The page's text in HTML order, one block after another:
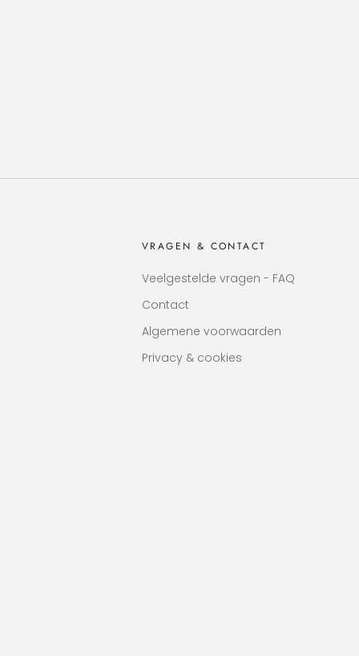
VRAGEN & CONTACT
Veelgestelde vragen - FAQ
Contact
Algemene voorwaarden
Privacy & cookies